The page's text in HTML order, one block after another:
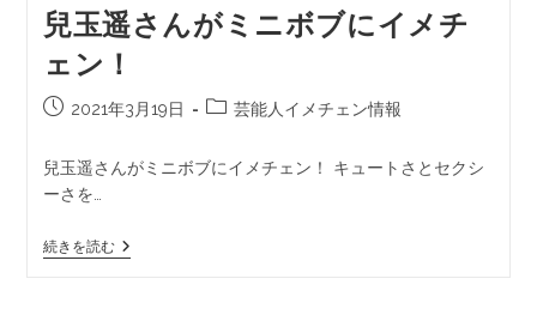
兒玉遥さんがミニボブにイメチ
ェン！
2021年3月19日 芸能人イメチェン情報
兒玉遥さんがミニボブにイメチェン！ キュートさとセクシ
ーさを…
続きを読む